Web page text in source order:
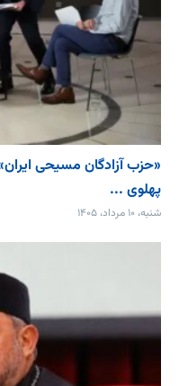
«حزب آزادگان مسیحی
پهلوی ...
شنبه، ۱۰ مرداد، ۱۴۰۵